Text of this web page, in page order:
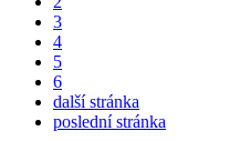
3
4
5
6
další stránka
poslední stránka